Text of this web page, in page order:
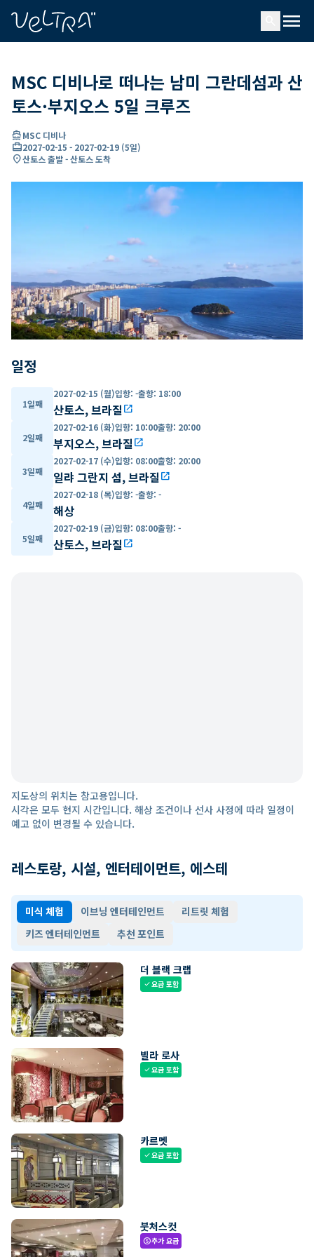
menu
MSC 디비나로 떠나는 남미 그란데섬과 산
토스·부지오스 5일 크루즈
directions_boatMSC 디비나
card_travel2027-02-15 - 2027-02-19 (5일)
location_on산토스 출발 - 산토스 도착
일정
1일째
2027-02-15 (월)입항: -출항: 18:00
산토스, 브라질open_in_new
2일째
2027-02-16 (화)입항: 10:00출항: 20:00
부지오스, 브라질open_in_new
3일째
2027-02-17 (수)입항: 08:00출항: 20:00
일랴 그란지 섬, 브라질open_in_new
4일째
2027-02-18 (목)입항: -출항: -
해상
5일째
2027-02-19 (금)입항: 08:00출항: -
산토스, 브라질open_in_new
지도상의 위치는 참고용입니다.
시각은 모두 현지 시간입니다. 해상 조건이나 선사 사정에 따라 일정이
예고 없이 변경될 수 있습니다.
레스토랑, 시설, 엔터테이먼트, 에스테
미식 체험 이브닝 엔터테인먼트
리트릿 체험
키즈 엔터테인먼트
추천 포인트
더 블랙 크랩
check요금 포함
빌라 로사
check요금 포함
카르멧
check요금 포함
붓처스컷
paid추가 요금